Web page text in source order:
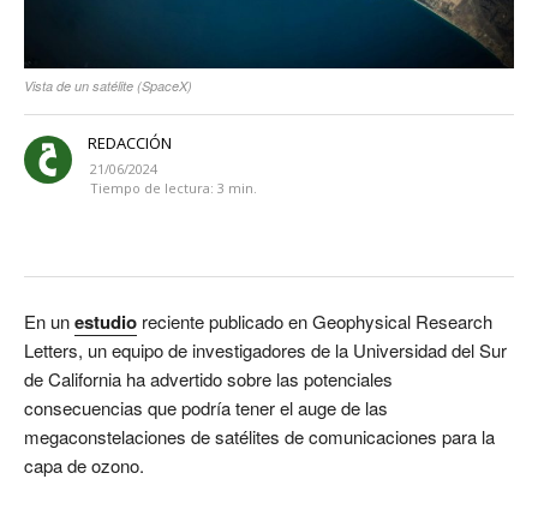
Vista de un satélite (SpaceX)
REDACCIÓN
21/06/2024
Tiempo de lectura: 3 min.
En unestudio reciente publicado en Geophysical Research
Letters, un equipo de investigadores de la Universidad del Sur
de California ha advertido sobre las potenciales
consecuencias que podría tener el auge de las
megaconstelaciones de satélites de comunicaciones para la
capa de ozono.